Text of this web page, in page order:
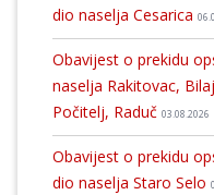
dio naselja Cesarica
Obavijest o prekidu
naselja Rakitovac,
Počitelj, Raduč 03.08.2026
Obavijest o prekidu
dio naselja Staro Selo